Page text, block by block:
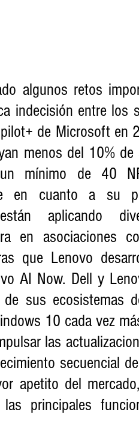
algunos retos
indecisión entre los
de Microsoft en
menos del 10%
mínimo de 40
en cuanto a su
aplicando
en asociaciones
que Lenovo
AI Now. Dell y
sus ecosistemas
10 cada vez
las
secuencial
apetito del
principales